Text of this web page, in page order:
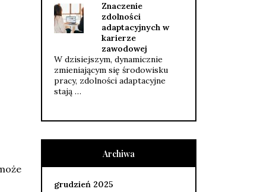
Znaczenie
zdolności
adaptacyjnych w
karierze
zawodowej
W dzisiejszym, dynamicznie
zmieniającym się środowisku
pracy, zdolności adaptacyjne
stają …
Archiwa
grudzień 2025